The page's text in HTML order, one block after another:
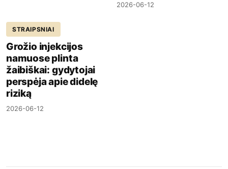
2026-06-12
STRAIPSNIAI
Grožio injekcijos
namuose plinta
žaibiškai: gydytojai
perspėja apie didelę
riziką
2026-06-12